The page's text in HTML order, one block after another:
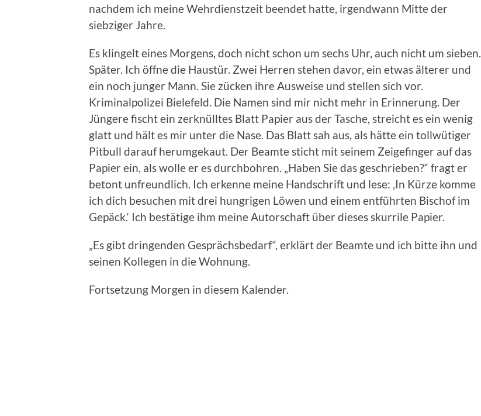
nachdem ich meine Wehrdienstzeit beendet hatte, irgendwann Mitte der
siebziger Jahre.
Es klingelt eines Morgens, doch nicht schon um sechs Uhr, auch nicht um sieben.
Später. Ich öffne die Haustür. Zwei Herren stehen davor, ein etwas älterer und
ein noch junger Mann. Sie zücken ihre Ausweise und stellen sich vor.
Kriminalpolizei Bielefeld. Die Namen sind mir nicht mehr in Erinnerung. Der
Jüngere fischt ein zerknülltes Blatt Papier aus der Tasche, streicht es ein wenig
glatt und hält es mir unter die Nase. Das Blatt sah aus, als hätte ein tollwütiger
Pitbull darauf herumgekaut. Der Beamte sticht mit seinem Zeigefinger auf das
Papier ein, als wolle er es durchbohren. „Haben Sie das geschrieben?“ fragt er
betont unfreundlich. Ich erkenne meine Handschrift und lese: ‚In Kürze komme
ich dich besuchen mit drei hungrigen Löwen und einem entführten Bischof im
Gepäck.‘ Ich bestätige ihm meine Autorschaft über dieses skurrile Papier.
„Es gibt dringenden Gesprächsbedarf“, erklärt der Beamte und ich bitte ihn und
seinen Kollegen in die Wohnung.
Fortsetzung Morgen in diesem Kalender.